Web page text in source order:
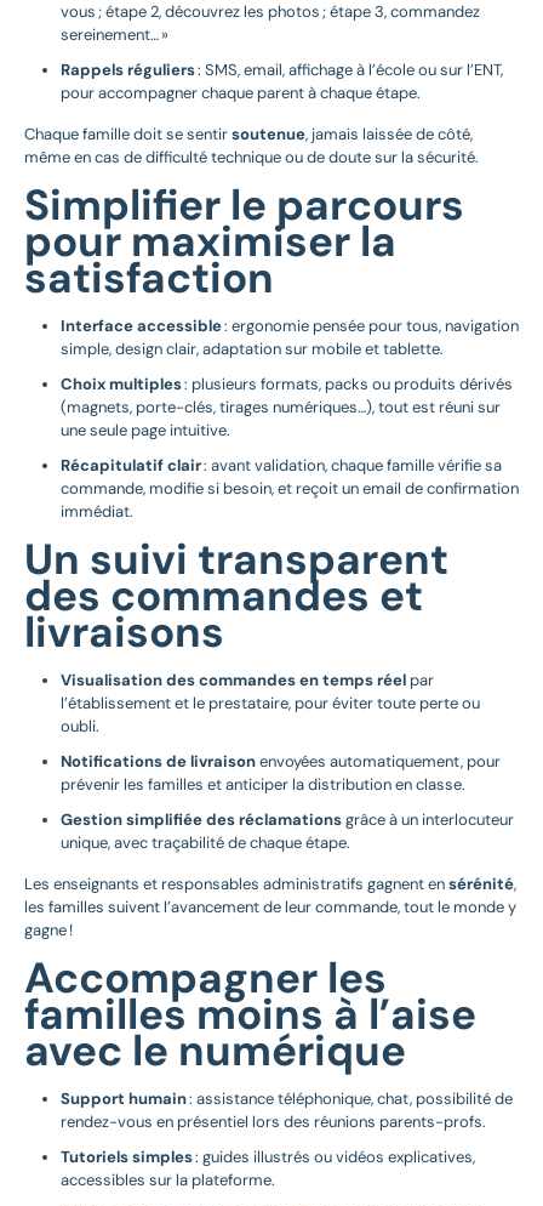
vous ; étape 2, découvrez les photos ; étape 3, commandez
sereinement… »
Rappels réguliers: SMS, email, affichage à l’école ou sur l’ENT,
pour accompagner chaque parent à chaque étape.
Chaque famille doit se sentirsoutenue, jamais laissée de côté,
même en cas de difficulté technique ou de doute sur la sécurité.
Simplifier le parcours
pour maximiser la
satisfaction
Interface accessible: ergonomie pensée pour tous, navigation
simple, design clair, adaptation sur mobile et tablette.
Choix multiples: plusieurs formats, packs ou produits dérivés
(magnets, porte-clés, tirages numériques…), tout est réuni sur
une seule page intuitive.
Récapitulatif clair: avant validation, chaque famille vérifie sa
commande, modifie si besoin, et reçoit un email de confirmation
immédiat.
Un suivi transparent
des commandes et
livraisons
Visualisation des commandes en temps réel par
l’établissement et le prestataire, pour éviter toute perte ou
oubli.
Notifications de livraisonenvoyées automatiquement, pour
prévenir les familles et anticiper la distribution en classe.
Gestion simplifiée des réclamationsgrâce à un interlocuteur
unique, avec traçabilité de chaque étape.
Les enseignants et responsables administratifs gagnent ensérénité,
les familles suivent l’avancement de leur commande, tout le monde y
gagne !
Accompagner les
familles moins à l’aise
avec le numérique
Support humain: assistance téléphonique, chat, possibilité de
rendez-vous en présentiel lors des réunions parents-profs.
Tutoriels simples: guides illustrés ou vidéos explicatives,
accessibles sur la plateforme.